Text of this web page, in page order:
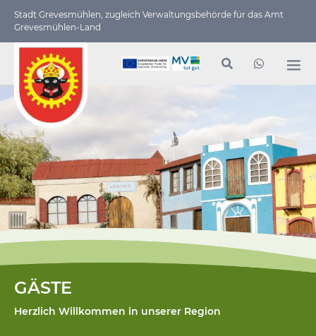
Stadt Grevesmühlen, zugleich Verwaltungs­behörde für das Amt
Grevesmühlen-Land
GÄSTE
Herzlich Willkommen in unserer Region